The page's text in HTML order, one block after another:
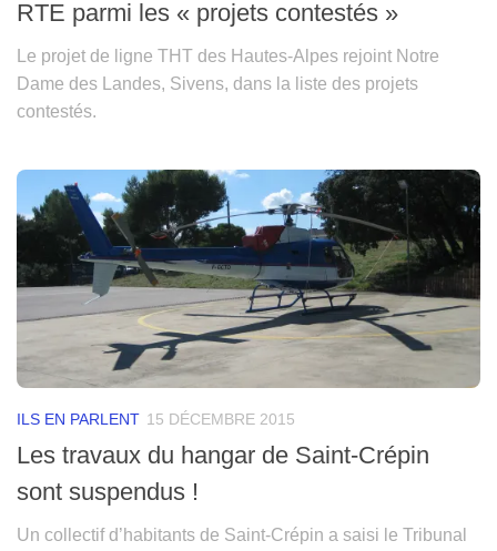
RTE parmi les « projets contestés »
Le projet de ligne THT des Hautes-Alpes rejoint Notre
Dame des Landes, Sivens, dans la liste des projets
contestés.
ILS EN PARLENT 15 DÉCEMBRE 2015
Les travaux du hangar de Saint-Crépin
sont suspendus !
Un collectif d’habitants de Saint-Crépin a saisi le Tribunal